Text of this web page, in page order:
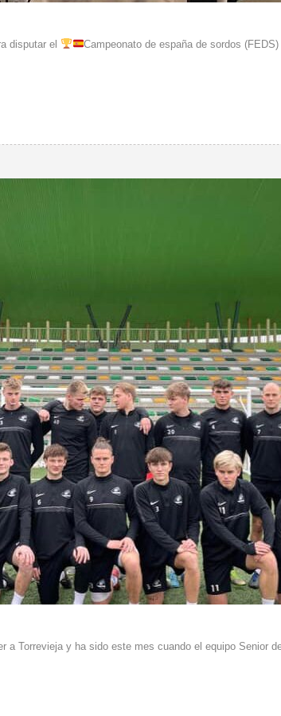
disputar el Campeonato de españa de sordos
a Torrevieja y ha sido este mes cuando el equipo Senior